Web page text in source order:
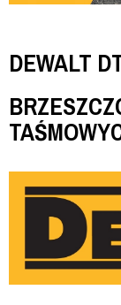
DEWALT